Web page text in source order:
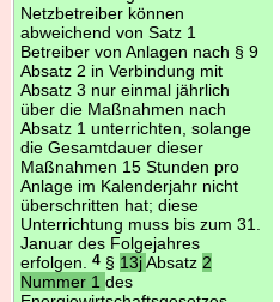
Netzbetreiber können
abweichend von Satz 1
Betreiber von Anlagen nach § 9
Absatz 2 in Verbindung mit
Absatz 3 nur einmal jährlich
über die Maßnahmen nach
Absatz 1 unterrichten, solange
die Gesamtdauer dieser
Maßnahmen 15 Stunden pro
Anlage im Kalenderjahr nicht
überschritten hat; diese
Unterrichtung muss bis zum 31.
Januar des Folgejahres
erfolgen.
4§ 13jAbsatz 2
Nummer 1 des